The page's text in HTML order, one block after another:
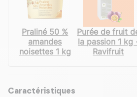
Praliné 50 %
amandes
noisettes 1 kg
Purée de fruit
la passion 1 kg
Ravifruit
Caractéristiques